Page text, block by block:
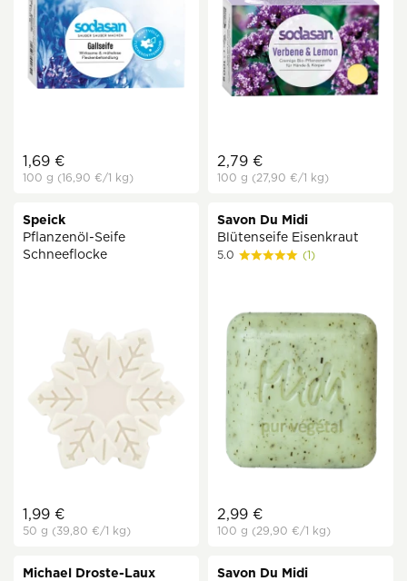
1,69 €
100 g (16,90 €/1 kg)
2,79 €
100 g (27,90 €/1 kg)
Speick
Pflanzenöl-Seife
Schneeflocke
1,99 €
50 g (39,80 €/1 kg)
Savon Du Midi
Blütenseife Eisenkraut
5.0 (1)
2,99 €
100 g (29,90 €/1 kg)
Michael Droste-Laux
Savon Du Midi